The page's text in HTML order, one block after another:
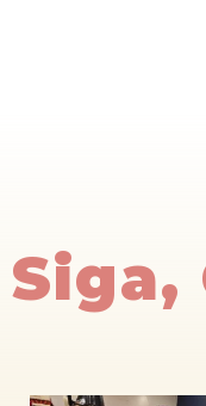
Siga,